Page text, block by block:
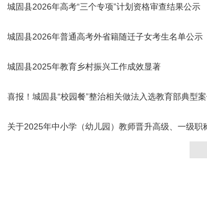
城固县2026年高考“三个专项”计划资格审查结果公示
城固县2026年普通高考外省籍随迁子女考生名单公示
城固县2025年教育乡村振兴工作成效显著
喜报！城固县“校园餐”整治相关做法入选教育部典型
关于2025年中小学（幼儿园）教师晋升高级、一级职